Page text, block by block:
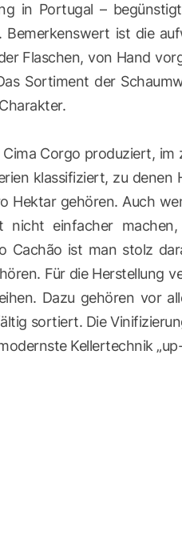
in Portugal –
ist die
Flaschen, von Hand
Sortiment der
Corgo produziert,
klassifiziert, zu
Hektar gehören. Auch
einfacher
ist man stolz
Für die Herstellung
Dazu gehören vor
sortiert. Die
Kellertechnik